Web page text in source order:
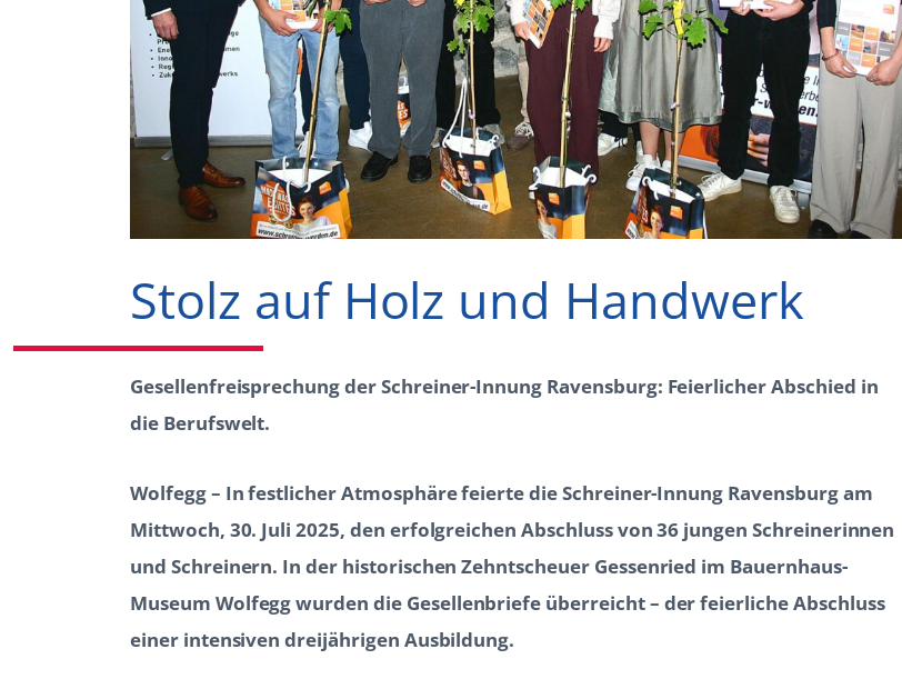
Stolz auf Holz und Handwerk
Gesellenfreisprechung der Schreiner-Innung Ravensburg: Feierlicher Abschied in
die Berufswelt.
Wolfegg – In festlicher Atmosphäre feierte die Schreiner-Innung Ravensburg am
Mittwoch, 30. Juli 2025, den erfolgreichen Abschluss von 36 jungen Schreinerinnen
und Schreinern. In der historischen Zehntscheuer Gessenried im Bauernhaus-
Museum Wolfegg wurden die Gesellenbriefe überreicht – der feierliche Abschluss
einer intensiven dreijährigen Ausbildung.